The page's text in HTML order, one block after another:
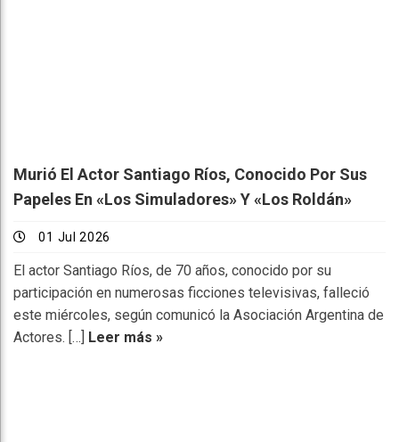
Murió El Actor Santiago Ríos, Conocido Por Sus
Papeles En «Los Simuladores» Y «Los Roldán»
01 Jul 2026
El actor Santiago Ríos, de 70 años, conocido por su
participación en numerosas ficciones televisivas, falleció
este miércoles, según comunicó la Asociación Argentina de
Actores. […] Leer más »